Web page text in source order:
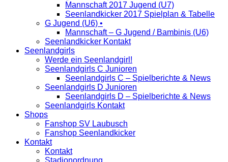
Mannschaft 2017 Jugend (U7)
Seenlandkicker 2017 Spielplan & Tabelle
G Jugend (U6) •
Mannschaft – G Jugend / Bambinis (U6)
Seenlandkicker Kontakt
Seenlandgirls
Werde ein Seenlandgirl!
Seenlandgirls C Junioren
Seenlandgirls C – Spielberichte & News
Seenlandgirls D Junioren
Seenlandgirls D – Spielberichte & News
Seenlandgirls Kontakt
Shops
Fanshop SV Laubusch
Fanshop Seenlandkicker
Kontakt
Kontakt
Stadionordnung